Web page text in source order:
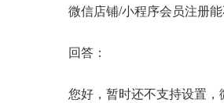
微信店铺/小程序会员注册
回答：
您好，暂时还不支持设置